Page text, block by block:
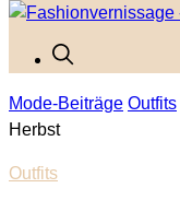
Mode-Beiträge Outfits
Herbst
Outfits